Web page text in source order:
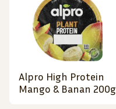
Alpro High Protein
Mango & Banan 200g